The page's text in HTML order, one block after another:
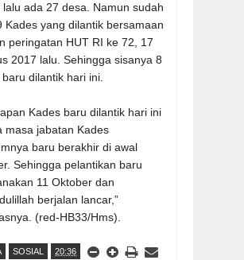
lalu ada 27 desa. Namun sudah
Kades yang dilantik bersamaan
peringatan HUT RI ke 72, 17
2017 lalu. Sehingga sisanya 8
baru dilantik hari ini.
Kades baru dilantik hari ini
masa jabatan Kades
baru berakhir di awal
Sehingga pelantikan baru
11 Oktober dan
berjalan lancar,”
(red-HB33/Hms).
SOSIAL 20:36